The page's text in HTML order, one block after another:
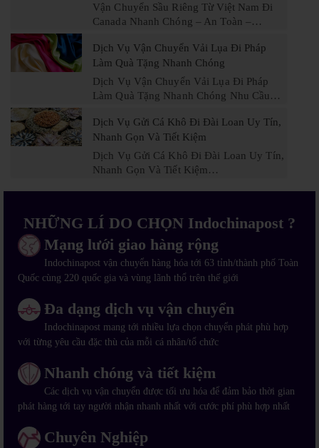
Vận Chuyển Sầu Riêng Từ Việt Nam Đi
Canada Nhanh Chóng – An Toàn –…
Dịch Vụ Vận Chuyển Vải Lụa Đi Pháp
Làm Quà Tặng Nhanh Chóng
Dịch Vụ Vận Chuyển Vải Lụa Đi Pháp
Làm Quà Tặng Nhanh Chóng Nhu Cầu…
Dịch Vụ Gửi Cá Khô Đi Đài Loan Uy Tín,
Nhanh Gọn Và Tiết Kiệm
Dịch Vụ Gửi Cá Khô Đi Đài Loan Uy Tín,
Nhanh Gọn Và Tiết Kiệm…
NHỮNG LÍ DO CHỌN Indochinapost ?
Mạng lưới giao hàng rộng
Indochinapost vận chuyển hàng hóa tới 63 tỉnh/thành phố Toàn
Quốc cùng 220 quốc gia và vùng lãnh thổ trên thế giới
Đa dạng dịch vụ vận chuyển
Indochinapost mang tới nhiều lựa chọn chuyển phát phù hợp
với từng yêu cầu đặc thù của mỗi cá nhân/tổ chức
Nhanh chóng và tiết kiệm
Các dịch vụ vận chuyển được tối ưu hóa để đảm bảo thời gian
phát hàng tới tay người nhận nhanh nhất với cước phí phù hợp nhất
Chuyên Nghiệp